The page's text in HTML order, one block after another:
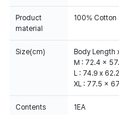
Product
material
100% Cotton
Size(cm)
Body Length
M : 72.4 x
L : 74.9 x
XL : 77.5 x
Contents 1EA